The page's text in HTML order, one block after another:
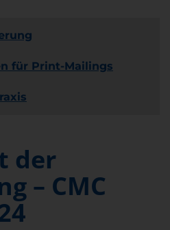
für Print-Mailings
der
– CMC